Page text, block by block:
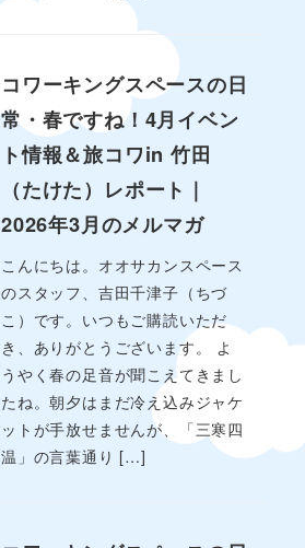
コワーキングスペースの日
常・春ですね！4月イベン
ト情報＆旅コワin 竹田
（たけた）レポート｜
2026年3月のメルマガ
こんにちは。オオサカンスペース
のスタッフ、吉田千津子（ちづ
こ）です。いつもご購読いただ
き、ありがとうございます。 よ
うやく春の足音が聞こえてきまし
たね。朝夕はまだ冷え込みジャケ
ットが手放せませんが、「三寒四
温」の言葉通り […]